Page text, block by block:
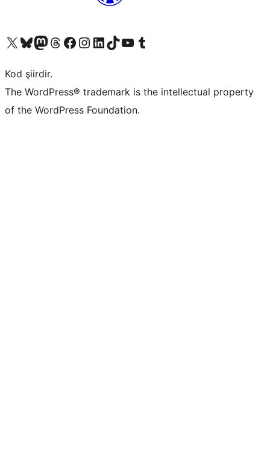
X (eski Twitter) hesabımıza bakın
Bluesky hesabımızı ziyaret edinMastodon hesabımızı ziyaret edinThreads hesabımızı ziyaret edinFacebook sayfamızı ziyaret edinInstagram hesabımızı ziyaret edinLinkedIn hesabımızı ziyaret edinTikTok hesabımızı ziyaret edinYouTube kanalımızı ziyaret edinTumblr hesabımızı ziyaret edin
Kod şiirdir.
The WordPress® trademark is the intellectual property
of the WordPress Foundation.